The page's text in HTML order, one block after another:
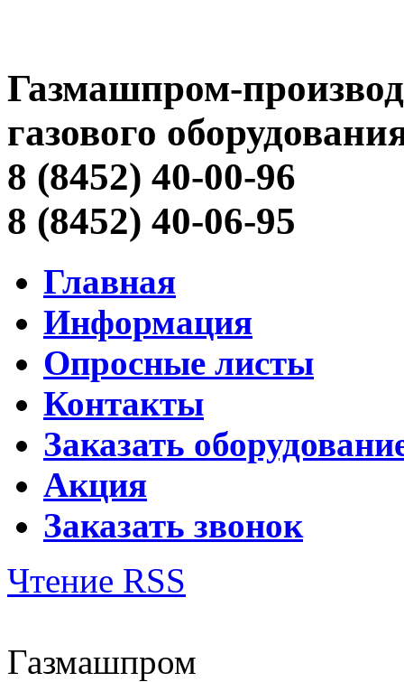
Газмашпром-
газового
8 (8452) 40-00-96
8 (8452) 40-06-95
Главная
Информация
Опросные листы
Контакты
Заказать
Акция
Заказать звонок
Чтение RSS
Газмашпром